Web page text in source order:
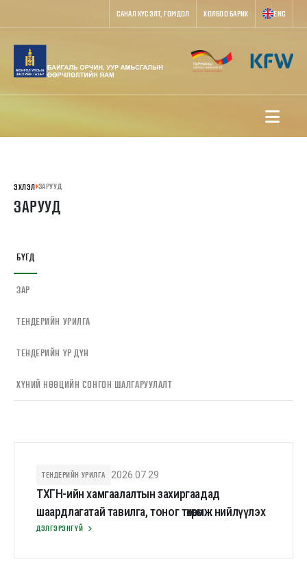
САНАЛ ХҮСЭЛТ, ГОМДОЛ ХОЛБОО БАРИХ ENG
ЭХЛЭЛ ЗАРУУД
ЗАРУУД
БҮГД
ЗАР
ТЕНДЕРИЙН УРИЛГА
ТЕНДЕРИЙН ҮР ДҮН
ХҮНИЙ НӨӨЦИЙН СОНГОН ШАЛГАРУУЛАЛТ
ТЕНДЕРИЙН УРИЛГА 2026.07.29
ТХГН-ийн хамгаалалтын захиргаадад
шаардлагатай тавилга, тоног төхөөрөмж нийлүүлэх
ДЭЛГЭРЭНГҮЙ